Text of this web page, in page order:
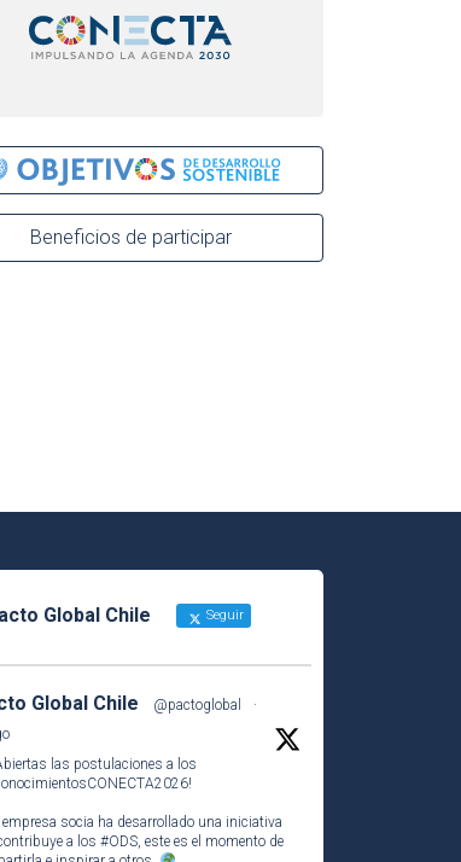
Beneficios de participar
Global Chile Seguir
Global Chile @pactoglobal
·
las postulaciones a los
!
socia ha desarrollado una iniciativa
a los #ODS, este es el momento de